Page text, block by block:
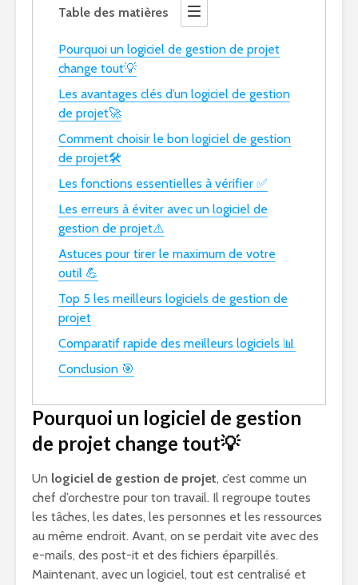
Table des matières
Pourquoi un logiciel de gestion de projet
change tout💡
Les avantages clés d’un logiciel de gestion
de projet🚀
Comment choisir le bon logiciel de gestion
de projet🛠️
Les fonctions essentielles à vérifier ✅
Les erreurs à éviter avec un logiciel de
gestion de projet⚠️
Astuces pour tirer le maximum de votre
outil 💪
Top 5 les meilleurs logiciels de gestion de
projet
Comparatif rapide des meilleurs logiciels 📊
Conclusion 🎯
Pourquoi un logiciel de gestion
de projet change tout💡
Un logiciel de gestion de projet, c’est comme un
chef d’orchestre pour ton travail. Il regroupe toutes
les tâches, les dates, les personnes et les ressources
au même endroit. Avant, on se perdait vite avec des
e-mails, des post-it et des fichiers éparpillés.
Maintenant, avec un logiciel, tout est centralisé et